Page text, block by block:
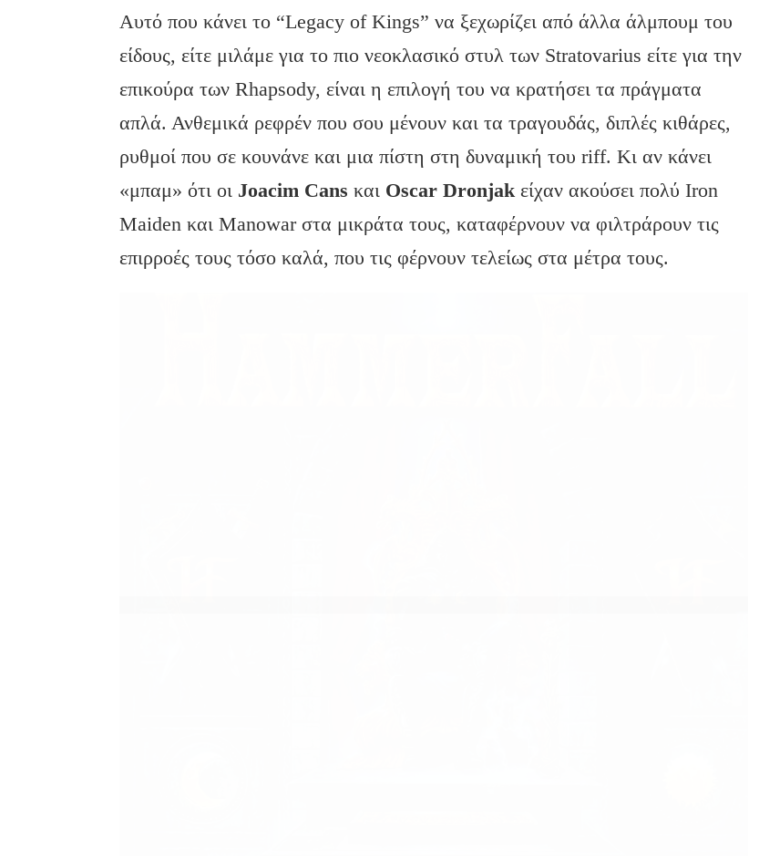
Αυτό που κάνει το “Legacy of Kings” να ξεχωρίζει από άλλα άλμπουμ του
είδους, είτε μιλάμε για το πιο νεοκλασικό στυλ των Stratovarius είτε για την
επικούρα των Rhapsody, είναι η επιλογή του να κρατήσει τα πράγματα
απλά. Ανθεμικά ρεφρέν που σου μένουν και τα τραγουδάς, διπλές κιθάρες,
ρυθμοί που σε κουνάνε και μια πίστη στη δυναμική του riff. Κι αν κάνει
«μπαμ» ότι οι Joacim Cans και Oscar Dronjak είχαν ακούσει πολύ Iron
Maiden και Manowar στα μικράτα τους, καταφέρνουν να φιλτράρουν τις
επιρροές τους τόσο καλά, που τις φέρνουν τελείως στα μέτρα τους.